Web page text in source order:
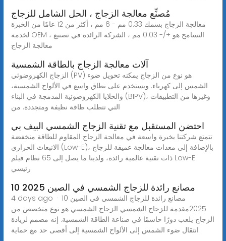
مُصنِّع معالجة الزجاج ، الحل الشامل للزجاج
معالجة الزجاج بسمك 0.33 مم - 6 مم ، أكثر من 12 عامًا من الخبرة
لخدمة OEM ، التسامح هو +/- 0.03 مم ، الشركة الرائدة في تصنيع
معالجة الزجاج
آلات معالجة الزجاج بالطاقة الشمسية
الزجاج الكهروضوئي (PV) هو نوع من الزجاج يمكنه تحويل ضوء
الشمس إلى كهرباء. ويستخدم على نطاق واسع في الألواح الشمسية،
والخلايا الكهروضوئية المدمجة في البناء (BIPV)، وغيرها من التطبيقات
التي تتطلب طاقة نظيفة ومتجددة. من
احتضن المستقبل مع تقنية الزجاج الشمسي البيف بي
تتمتع شركتنا بخبرة واسعة في معالجة الزجاج المقاوم للطاقة منخفضة
الانبعاث الحراري (Low-E)، بالإضافة إلى معدات معالجة عميقة للزجاج
ذات تقنية عالمية رائدة، ولدينا ما يصل إلى 65 نظام فيلم Low-E
رئيسي
10 مصانع رائدة للزجاج الشمسي في الصين 2025
4 days ago · 10 مصانع رائدة للزجاج الشمسي في الصين
2025مقدمة للزجاج الشمسي الزجاج الشمسي هو نوع متخصص من
الزجاج يلعب دورًا حاسمًا في صناعة الطاقة الشمسية. إنه مصمم لزيادة
انتقال ضوء الشمس إلى الألواح الشمسية إلى أقصى حد مع حماية